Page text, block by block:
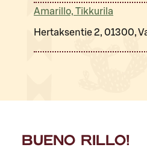
BUENO RILLO!
Amarillo, Tikkurila
Hertaksentie 2, 01300,